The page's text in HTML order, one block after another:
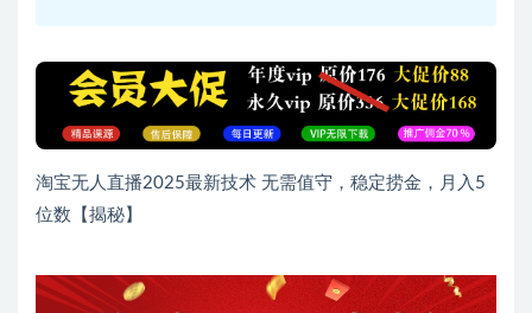
淘宝无人直播2025最新技术 无需值守，稳定捞金，月入5
位数【揭秘】